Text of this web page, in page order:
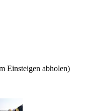
Einsteigen abholen)